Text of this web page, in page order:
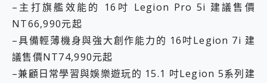
–主打旗艦效能的 16吋 Legion Pro 5i 建議售價
NT66,990元起
–具備輕薄機身與強大創作能力的 16吋Legion 7i 建
議售價NT74,990元起
–兼顧日常學習與娛樂遊玩的 15.1 吋Legion 5系列建